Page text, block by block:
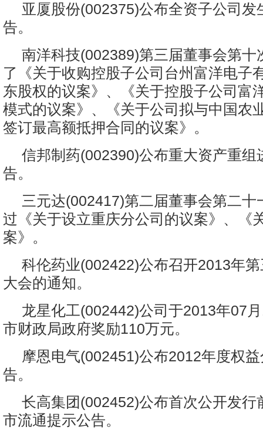
亚厦股份(002375)公布全资子公司发
告。
南洋科技(002389)第三届董事会第十
了《关于收购控股子公司台州富洋电子
东股权的议案》、《关于控股子公司富
模式的议案》、《关于公司拟与中国农
签订最高额抵押合同的议案》。
信邦制药(002390)公布重大资产重组
告。
三元达(002417)第二届董事会第二十
过《关于设立重庆分公司的议案》、《
案》。
科伦药业(002422)公布召开2013年
大会的通知。
龙星化工(002442)公司于2013年07
市财政局政府奖励110万元。
摩恩电气(002451)公布2012年度权
告。
长高集团(002452)公布首次公开发行
市流通提示公告。